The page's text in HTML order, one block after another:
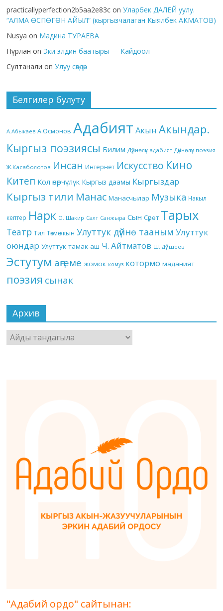
practicallyperfection2b5aa2e83c onУларбек ДАЛЕЙ уулу.
“АЛМА ӨСПӨГӨН АЙЫЛ” (кыргызчалаган Кыялбек АКМАТОВ)
Nusya on Мадина ТУРАЕВА
Нұрлан on Эки элдин баатыры — Кайдоол
Султанали onУлуу сөздөр
Белгилер булуту
А.Абыкаев А.Осмонов Адабият Акын Акындар.
Кыргыз поэзиясы Билим Дүйнөлүк адабият Дүйнөлүк поэзия
Ж.Касаболотов Инсан Интернет Искусство Кино
Китеп Кол өнөрчүлүк Кыргыз даамы Кыргыздар
Кыргыз тили Манас Манасчылар Музыка Накыл
кептер Нарк О. Шакир Салт Санжыра Сын Сүрөт Тарых
Театр Тил Төкмө акын Улуттук дүйнө тааным Улуттук
оюндар Улуттук тамак-аш Ч. Айтматов Ш. Дүйшеев
Эстутум аңгеме жомок комуз котормо маданият
поэзия сынак
Архив
Архив
"Адабий ордо" сайтынан: